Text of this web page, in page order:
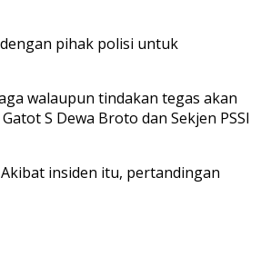
pihak polisi untuk
walaupun tindakan tegas akan
S Dewa Broto dan Sekjen PSSI
insiden itu, pertandingan